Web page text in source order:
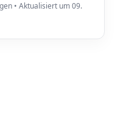
• Aktualisiert um 09.